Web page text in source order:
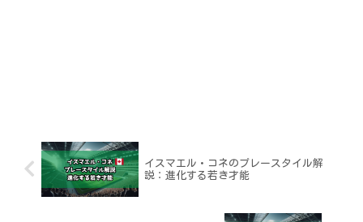
イスマエル・コネのプレースタイル解
説：進化する若き才能